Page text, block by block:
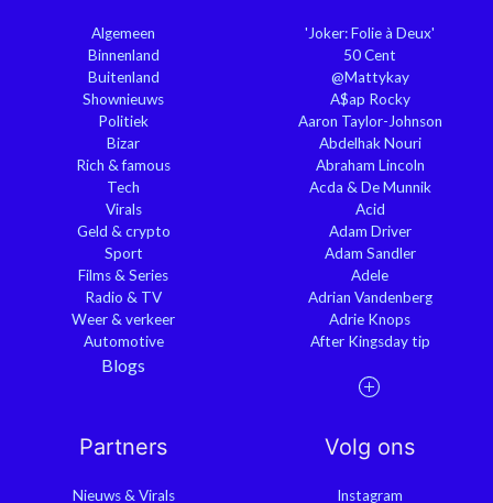
Algemeen
Binnenland
Buitenland
Shownieuws
Politiek
Bizar
Rich & famous
Tech
Virals
Geld & crypto
Sport
Films & Series
Radio & TV
Weer & verkeer
Automotive
Blogs
'Joker: Folie à Deux'
50 Cent
@Mattykay
A$ap Rocky
Aaron Taylor-Johnson
Abdelhak Nouri
Abraham Lincoln
Acda & De Munnik
Acid
Adam Driver
Adam Sandler
Adele
Adrian Vandenberg
Adrie Knops
After Kingsday tip
Partners
Nieuws & Virals
Volg ons
Instagram